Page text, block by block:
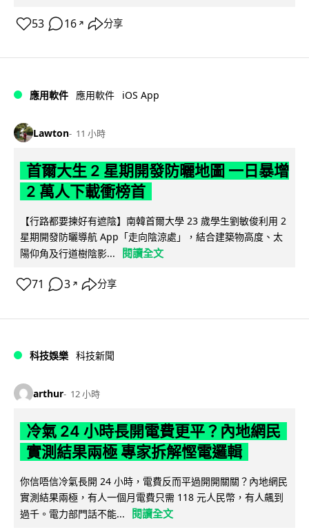
53 16 ↗ 分享
應用軟件 應用軟件 iOS App
Lawton 11 小時
首爾大生 2 星期開發防曬地圖 一日暴增
2 萬人下載衝榜首
【行路都要揀好有遮陰】南韓首爾大學 23 歲學生劉敏俊利用 2
星期開發防曬導航 App「走向陰涼處」，結合建築物高度、太
陽仰角及行道樹陰影...
閱讀全文
71 3 ↗ 分享
科技娛樂 科技新聞
arthur 12 小時
冷氣 24 小時長開電費更平？內地網民
實測結果兩極 專家拆解慳電邏輯
你信唔信冷氣長開 24 小時，電費反而平過開開關關？內地網民
實測結果兩極，有人一個月電費只需 118 元人民幣，有人飆到
過千。電力部門話不能...
閱讀全文